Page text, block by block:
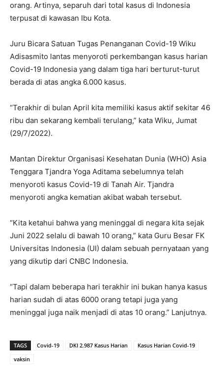
orang. Artinya, separuh dari total kasus di Indonesia
terpusat di kawasan Ibu Kota.
Juru Bicara Satuan Tugas Penanganan Covid-19 Wiku
Adisasmito lantas menyoroti perkembangan kasus harian
Covid-19 Indonesia yang dalam tiga hari berturut-turut
berada di atas angka 6.000 kasus.
“Terakhir di bulan April kita memiliki kasus aktif sekitar 46
ribu dan sekarang kembali terulang,” kata Wiku, Jumat
(29/7/2022).
Mantan Direktur Organisasi Kesehatan Dunia (WHO) Asia
Tenggara Tjandra Yoga Aditama sebelumnya telah
menyoroti kasus Covid-19 di Tanah Air. Tjandra
menyoroti angka kematian akibat wabah tersebut.
“Kita ketahui bahwa yang meninggal di negara kita sejak
Juni 2022 selalu di bawah 10 orang,” kata Guru Besar FK
Universitas Indonesia (UI) dalam sebuah pernyataan yang
yang dikutip dari CNBC Indonesia.
“Tapi dalam beberapa hari terakhir ini bukan hanya kasus
harian sudah di atas 6000 orang tetapi juga yang
meninggal juga naik menjadi di atas 10 orang.” Lanjutnya.
TAGS Covid-19 DKI 2.987 Kasus Harian
Kasus Harian Covid-19
vaksin